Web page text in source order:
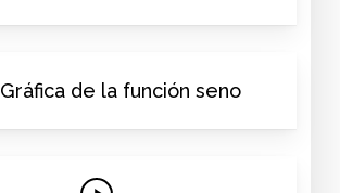
Gráfica de la función seno